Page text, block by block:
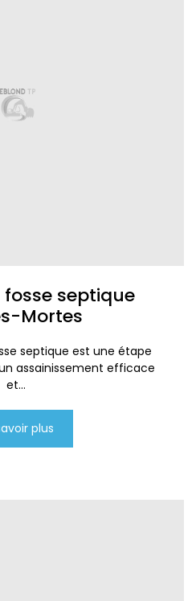
septique
Mortes
septique est une étape
assainissement efficace
et...
plus